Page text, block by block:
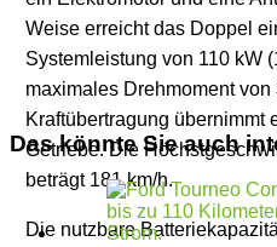
Weise erreicht das Doppel
Systemleistung von 110 kW
maximales Drehmoment von
Kraftübertragung übernimmt
Getriebe. Die
beträgt 181 km/h.
Die nutzbare
Das könnte Sie auch